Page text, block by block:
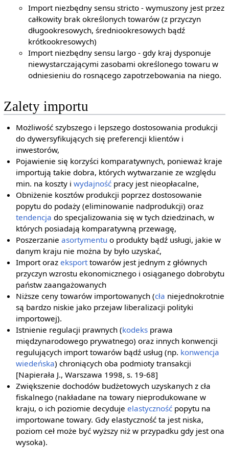
Import niezbędny sensu stricto - wymuszony jest przez
całkowity brak określonych towarów (z przyczyn
długookresowych, średniookresowych bądź
krótkookresowych)
Import niezbędny sensu largo - gdy kraj dysponuje
niewystarczającymi zasobami określonego towaru w
odniesieniu do rosnącego zapotrzebowania na niego.
Zalety importu
Możliwość szybszego i lepszego dostosowania produkcji
do dywersyfikujących się preferencji klientów i
inwestorów,
Pojawienie się korzyści komparatywnych, ponieważ kraje
importują takie dobra, których wytwarzanie ze względu
min. na koszty iwydajność pracy jest nieopłacalne,
Obniżenie kosztów produkcji poprzez dostosowanie
popytu do podaży (eliminowanie nadprodukcji) oraz
tendencja do specjalizowania się w tych dziedzinach, w
których posiadają komparatywną przewagę,
Poszerzanieasortymentu o produkty bądź usługi, jakie w
danym kraju nie można by było uzyskać,
Import orazeksporttowarów jest jednym z głównych
przyczyn wzrostu ekonomicznego i osiąganego dobrobytu
państw zaangażowanych
Niższe ceny towarów importowanych (cła niejednokrotnie
są bardzo niskie jako przejaw liberalizacji polityki
importowej).
Istnienie regulacji prawnych (kodeks prawa
międzynarodowego prywatnego) oraz innych konwencji
regulujących import towarów bądź usług (np. konwencja
wiedeńska) chroniących oba podmioty transakcji
[Napierała J., Warszawa 1998, s. 19-68]
Zwiększenie dochodów budżetowych uzyskanych z cła
fiskalnego (nakładane na towary nieprodukowane w
kraju, o ich poziomie decydujeelastyczność popytu na
importowane towary. Gdy elastyczność ta jest niska,
poziom ceł może być wyższy niż w przypadku gdy jest ona
wysoka).